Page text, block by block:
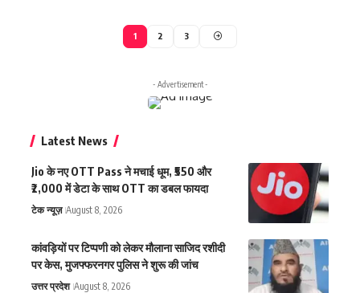
1 2 3
- Advertisement -
Latest News
Jio के नए OTT Pass ने मचाई धूम, ₹550 और
₹2,000 में डेटा के साथ OTT का डबल फायदा
टेक न्यूज़ August 8, 2026
कांवड़ियों पर टिप्पणी को लेकर मौलाना साजिद रशीदी
पर केस, मुजफ्फरनगर पुलिस ने शुरू की जांच
उत्तर प्रदेश August 8, 2026